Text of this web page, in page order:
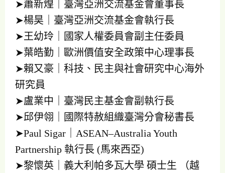
➤蕭新煌｜臺灣亞洲交流基金會董事長
➤楊昊｜臺灣亞洲交流基金會執行長
➤王幼玲｜國家人權委員會副主任委員
➤葉皓勤｜歐洲價值安全政策中心理事長
➤賴又豪｜科技、民主與社會研究中心海外
研究員
➤盧業中｜臺灣民主基金會副執行長
➤邱伊翎｜國際特赦組織臺灣分會秘書長
➤Paul Sigar｜ASEAN–Australia Youth
Partnership 執行長 (馬來西亞)
➤黎懷英｜義大利帕多瓦大學 碩士生 （越